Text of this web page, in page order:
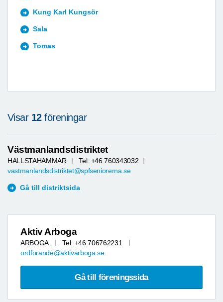
Kung Karl Kungsör
Sala
Tomas
Visar 12föreningar
Västmanlandsdistriktet
HALLSTAHAMMAR
Tel: +46 760343032
vastmanlandsdistriktet@spfseniorerna.se
Gå till distriktsida
Aktiv Arboga
ARBOGA
Tel: +46 706762231
ordforande@aktivarboga.se
Gå till föreningssida